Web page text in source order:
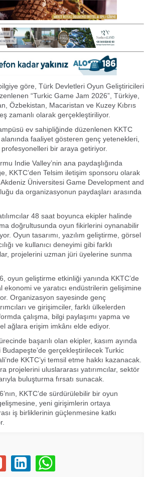
göre, Türk Devletleri Oyun Geliştiricileri
“Turkic Game Jam 2026”, Türkiye,
Özbekistan, Macaristan ve Kuzey Kıbrıs
zamanlı olarak gerçekleştiriliyor.
ev sahipliğinde düzenlenen KKTC
faaliyet gösteren genç yetenekleri,
profesyonelleri bir araya getiriyor.
Indie Valley’nin ana paydaşlığında
KKTC’den Telsim iletişim sponsoru olarak
Üniversitesi Game Development and
da organizasyonun paydaşları arasında
48 saat boyunca ekipler halinde
doğrultusunda oyun fikirlerini oynanabilir
Oyun tasarımı, yazılım geliştirme, görsel
ve kullanıcı deneyimi gibi farklı
projelerini uzman jüri üyelerine sunma
oyun geliştirme etkinliği yanında KKTC’de
ekonomi ve yaratıcı endüstrilerin gelişimine
Organizasyon sayesinde genç
ve girişimciler, farklı ülkelerden
çalışma, bilgi paylaşımı yapma ve
ağlara erişim imkânı elde ediyor.
başarılı olan ekipler, kasım ayında
Budapeşte’de gerçekleştirilecek Turkic
KKTC’yi temsil etme hakkı kazanacak.
projelerini uluslararası yatırımcılar, sektör
buluşturma fırsatı sunacak.
KKTC’de sürdürülebilir bir oyun
yeni girişimlerin ortaya
iş birliklerinin güçlenmesine katkı